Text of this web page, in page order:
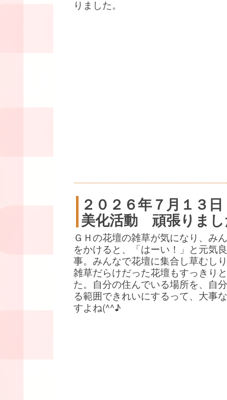
りました。
２０２６年７月１３日
美化活動 頑張りま
ＧＨの花壇の雑草が気になり、み
をかけると、「はーい！」と元気
事。みんなで花壇に集合し草むし
雑草だらけだった花壇もすっきり
た。自分の住んでいる場所を、自
る範囲できれいにするって、大事
すよね(^^♪